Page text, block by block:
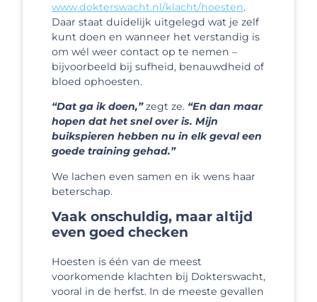
www.dokterswacht.nl/klacht/hoesten.
Daar staat duidelijk uitgelegd wat je zelf
kunt doen en wanneer het verstandig is
om wél weer contact op te nemen –
bijvoorbeeld bij sufheid, benauwdheid of
bloed ophoesten.
“Dat ga ik doen,” zegt ze. “En dan maar
hopen dat het snel over is. Mijn
buikspieren hebben nu in elk geval een
goede training gehad.”
We lachen even samen en ik wens haar
beterschap.
Vaak onschuldig, maar altijd
even goed checken
Hoesten is één van de meest
voorkomende klachten bij Dokterswacht,
vooral in de herfst. In de meeste gevallen